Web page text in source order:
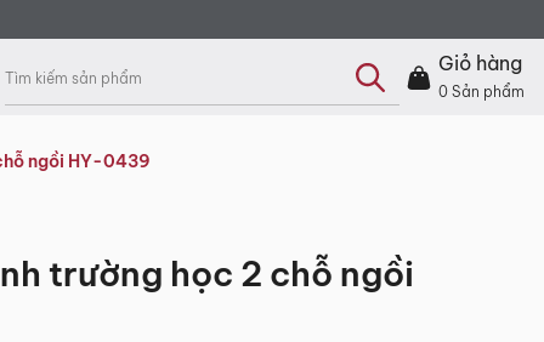
kiếm
phẩm
Giỏ hàng
0 Sản phẩm
ngồi HY-0439
trường học 2 chỗ ngồi
trên 1000m² với hơn 200 mẫu bàn, ghế, sofa và phụ
nhất chỉ có tại các sản phẩm của MyChair.